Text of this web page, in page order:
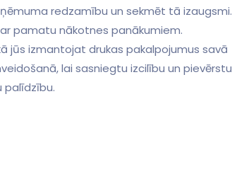
redzamību un ⁣sekmēt tā izaugsmi.‍
pamatu nākotnes panākumiem.
jūs izmantojat drukas ‌pakalpojumus savā
lai sasniegtu izcilību un pievērstu
palīdzību.